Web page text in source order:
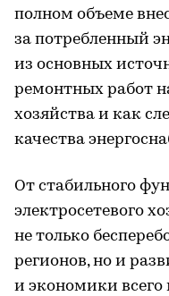
полном объеме
за потребленный
из основных
ремонтных работ
хозяйства и как
качества
От стабильного
электросетевого
не только
регионов, но и
и экономики всего